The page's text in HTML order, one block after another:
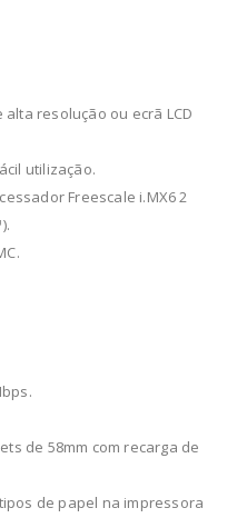
resolução ou ecrã LCD
utilização.
Freescale i.MX6 2
de 58mm com recarga de
de papel na impressora